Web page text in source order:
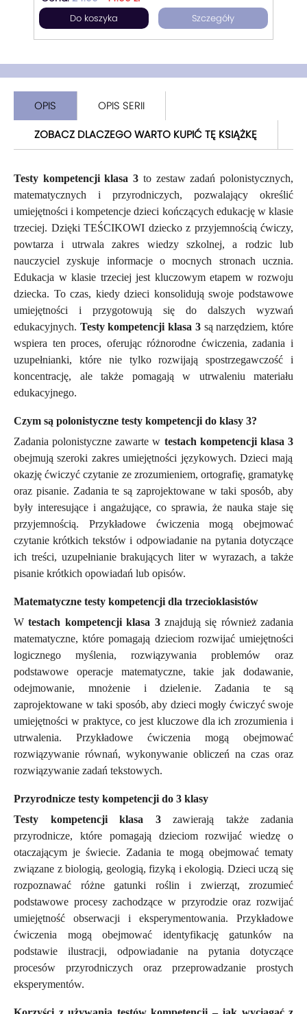
Do koszyka Szczegóły
OPIS
OPIS SERII
ZOBACZ DLACZEGO WARTO KUPIĆ TĘ KSIĄŻKĘ
Testy kompetencji klasa 3 to zestaw zadań polonistycznych,
matematycznych i przyrodniczych, pozwalający określić
umiejętności i kompetencje dzieci kończących edukację w klasie
trzeciej. Dzięki TEŚCIKOWI dziecko z przyjemnością ćwiczy,
powtarza i utrwala zakres wiedzy szkolnej, a rodzic lub
nauczyciel zyskuje informacje o mocnych stronach ucznia.
Edukacja w klasie trzeciej jest kluczowym etapem w rozwoju
dziecka. To czas, kiedy dzieci konsolidują swoje podstawowe
umiejętności i przygotowują się do dalszych wyzwań
edukacyjnych. Testy kompetencji klasa 3są narzędziem, które
wspiera ten proces, oferując różnorodne ćwiczenia, zadania i
uzupełnianki, które nie tylko rozwijają spostrzegawczość i
koncentrację, ale także pomagają w utrwaleniu materiału
edukacyjnego.
Czym są polonistyczne testy kompetencji do klasy 3?
Zadania polonistyczne zawarte w testach kompetencji klasa 3
obejmują szeroki zakres umiejętności językowych. Dzieci mają
okazję ćwiczyć czytanie ze zrozumieniem, ortografię, gramatykę
oraz pisanie. Zadania te są zaprojektowane w taki sposób, aby
były interesujące i angażujące, co sprawia, że nauka staje się
przyjemnością. Przykładowe ćwiczenia mogą obejmować
czytanie krótkich tekstów i odpowiadanie na pytania dotyczące
ich treści, uzupełnianie brakujących liter w wyrazach, a także
pisanie krótkich opowiadań lub opisów.
Matematyczne testy kompetencji dla trzecioklasistów
Wtestach kompetencji klasa 3znajdują się również zadania
matematyczne, które pomagają dzieciom rozwijać umiejętności
logicznego myślenia, rozwiązywania problemów oraz
podstawowe operacje matematyczne, takie jak dodawanie,
odejmowanie, mnożenie i dzielenie. Zadania te są
zaprojektowane w taki sposób, aby dzieci mogły ćwiczyć swoje
umiejętności w praktyce, co jest kluczowe dla ich zrozumienia i
utrwalenia. Przykładowe ćwiczenia mogą obejmować
rozwiązywanie równań, wykonywanie obliczeń na czas oraz
rozwiązywanie zadań tekstowych.
Przyrodnicze testy kompetencji do 3 klasy
Testy kompetencji klasa 3zawierają także zadania
przyrodnicze, które pomagają dzieciom rozwijać wiedzę o
otaczającym je świecie. Zadania te mogą obejmować tematy
związane z biologią, geologią, fizyką i ekologią. Dzieci uczą się
rozpoznawać różne gatunki roślin i zwierząt, zrozumieć
podstawowe procesy zachodzące w przyrodzie oraz rozwijać
umiejętność obserwacji i eksperymentowania. Przykładowe
ćwiczenia mogą obejmować identyfikację gatunków na
podstawie ilustracji, odpowiadanie na pytania dotyczące
procesów przyrodniczych oraz przeprowadzanie prostych
eksperymentów.